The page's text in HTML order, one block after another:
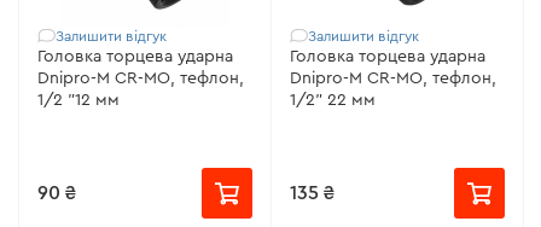
Залишити відгук
Головка торцева ударна
Dnipro-M CR-MO, тефлон,
1/2 "12 мм
90 ₴
Залишити відгук
Головка торцева ударна
Dnipro-M CR-MO, тефлон,
1/2" 22 мм
135 ₴